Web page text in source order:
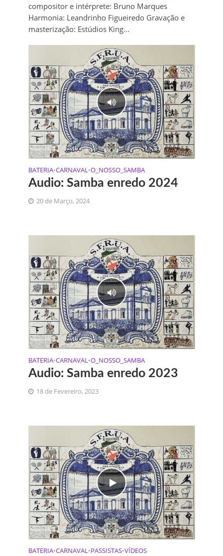
compositor e intérprete: Bruno Marques
Harmonia: Leandrinho Figueiredo Gravação e
masterização: Estúdios King...
BATERIA•CARNAVAL•O_NOSSO_SAMBA
Audio: Samba enredo 2024
20 de Março, 2024
BATERIA•CARNAVAL•O_NOSSO_SAMBA
Audio: Samba enredo 2023
18 de Fevereiro, 2023
BATERIA•CARNAVAL•PASSISTAS•VÍDEOS